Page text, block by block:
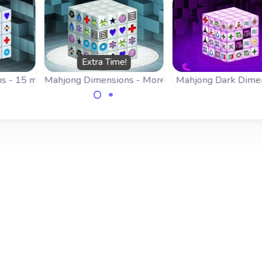
- 15 minutesMahjong Dimensions - More Time
Extra Time!
Mahjong Dark